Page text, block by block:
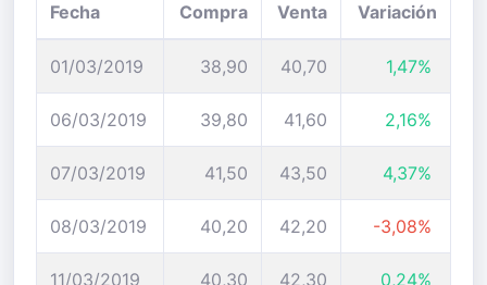
Fecha Compra Venta Variación
01/03/2019 38,90 40,70 1,47%
06/03/2019 39,80 41,60 2,16%
07/03/2019 41,50 43,50 4,37%
08/03/2019 40,20 42,20 -3,08%
11/03/2019 40,30 42,30 0,24%